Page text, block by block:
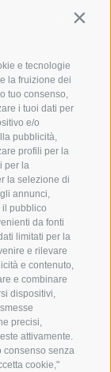
e tecnologie
la fruizione dei
tuo consenso,
i tuoi dati per
e/o
pubblicità,
profili per la
per la
la selezione di
annunci,
il pubblico
da fonti
limitati per la
e rilevare
e contenuto,
e combinare
dispositivi,
precisi,
attivamente.
consenso senza
cookie,"
Alto
Come
Meteo
Catalogo